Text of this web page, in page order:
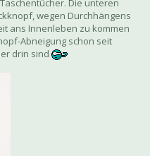
Die unteren
wegen Durchhängens
ans Innenleben zu kommen
Abneigung schon seit
drin sind